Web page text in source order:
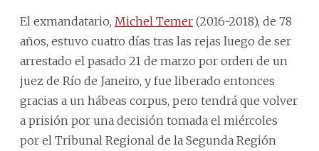
El exmandatario, Michel Temer (2016-2018), de 78
años, estuvo cuatro días tras las rejas luego de ser
arrestado el pasado 21 de marzo por orden de un
juez de Río de Janeiro, y fue liberado entonces
gracias a un hábeas corpus, pero tendrá que volver
a prisión por una decisión tomada el miércoles
por el Tribunal Regional de la Segunda Región